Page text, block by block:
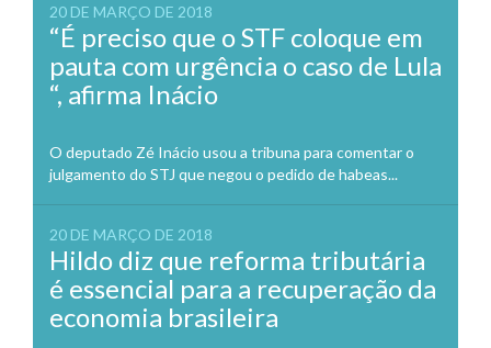
20 DE MARÇO DE 2018
“É preciso que o STF coloque em
pauta com urgência o caso de Lula
“, afirma Inácio
O deputado Zé Inácio usou a tribuna para comentar o
julgamento do STJ que negou o pedido de habeas...
20 DE MARÇO DE 2018
Hildo diz que reforma tributária
é essencial para a recuperação da
economia brasileira